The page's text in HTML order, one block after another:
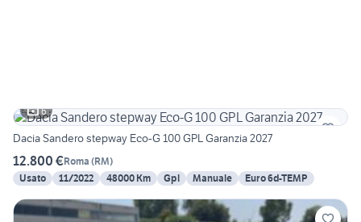
6
Dacia Sandero stepway Eco-G 100 GPL Garanzia 2027
12.800 €Roma (RM)
Usato
11/2022 48000 Km Gpl Manuale Euro 6d-TEMP